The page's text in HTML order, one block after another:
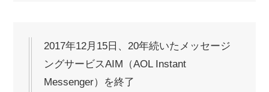
2017年12月15日、20年続いたメッセージ
ングサービスAIM（AOL Instant
Messenger）を終了